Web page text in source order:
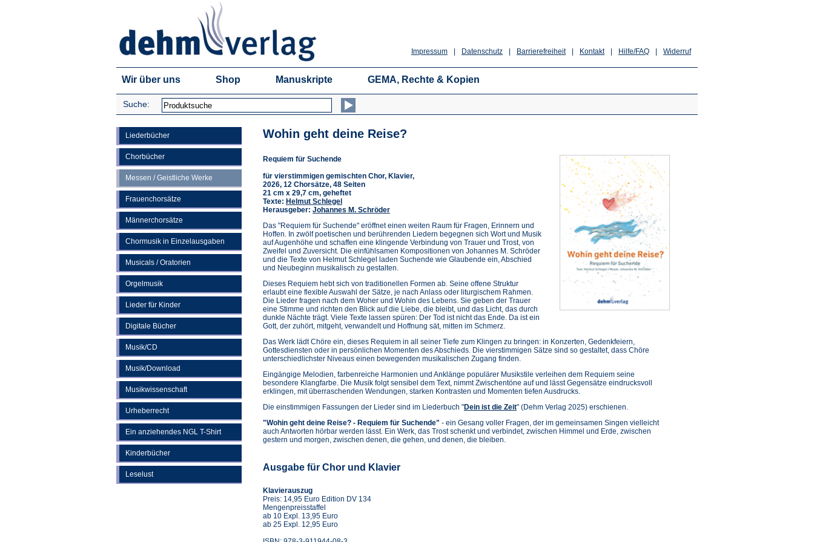
Widerruf
Hilfe/FAQ
Kontakt
Barrierefreiheit
Datenschutz
Impressum
Wir über uns Shop Manuskripte GEMA, Rechte & Kopien
Suche:
Liederbücher
Chorbücher
Messen / Geistliche Werke
Frauenchorsätze
Männerchorsätze
Chormusik in Einzelausgaben
Musicals / Oratorien
Orgelmusik
Lieder für Kinder
Digitale Bücher
Musik/CD
Musik/Download
Musikwissenschaft
Urheberrecht
Ein anziehendes NGL T-Shirt
Kinderbücher
Leselust
Wohin geht deine Reise?
Requiem für Suchende
für vierstimmigen gemischten Chor, Klavier,
2026, 12 Chorsätze, 48 Seiten
21 cm x 29,7 cm, geheftet
Texte: Helmut Schlegel
Herausgeber: Johannes M. Schröder
Das "Requiem für Suchende" eröffnet einen weiten Raum für Fragen, Erinnern und
Hoffen. In zwölf poetischen und berührenden Liedern begegnen sich Wort und Musik
auf Augenhöhe und schaffen eine klingende Verbindung von Trauer und Trost, von
Zweifel und Zuversicht. Die einfühlsamen Kompositionen von Johannes M. Schröder
und die Texte von Helmut Schlegel laden Suchende wie Glaubende ein, Abschied
und Neubeginn musikalisch zu gestalten.
Dieses Requiem hebt sich von traditionellen Formen ab. Seine offene Struktur
erlaubt eine flexible Auswahl der Sätze, je nach Anlass oder liturgischem Rahmen.
Die Lieder fragen nach dem Woher und Wohin des Lebens. Sie geben der Trauer
eine Stimme und richten den Blick auf die Liebe, die bleibt, und das Licht, das durch
dunkle Nächte trägt. Viele Texte lassen spüren: Der Tod ist nicht das Ende. Da ist ein
Gott, der zuhört, mitgeht, verwandelt und Hoffnung sät, mitten im Schmerz.
Das Werk lädt Chöre ein, dieses Requiem in all seiner Tiefe zum Klingen zu bringen: in Konzerten, Gedenkfeiern,
Gottesdiensten oder in persönlichen Momenten des Abschieds. Die vierstimmigen Sätze sind so gestaltet, dass Chöre
unterschiedlichster Niveaus einen bewegenden musikalischen Zugang finden.
Eingängige Melodien, farbenreiche Harmonien und Anklänge populärer Musikstile verleihen dem Requiem seine
besondere Klangfarbe. Die Musik folgt sensibel dem Text, nimmt Zwischentöne auf und lässt Gegensätze eindrucksvoll
erklingen, mit überraschenden Wendungen, starken Kontrasten und Momenten tiefen Ausdrucks.
Die einstimmigen Fassungen der Lieder sind im Liederbuch "Dein ist die Zeit" (Dehm Verlag 2025) erschienen.
"Wohin geht deine Reise? - Requiem für Suchende" - ein Gesang voller Fragen, der im gemeinsamen Singen vielleicht
auch Antworten hörbar werden lässt. Ein Werk, das Trost schenkt und verbindet, zwischen Himmel und Erde, zwischen
gestern und morgen, zwischen denen, die gehen, und denen, die bleiben.
Ausgabe für Chor und Klavier
Klavierauszug
Preis: 14,95 Euro Edition DV 134
Mengenpreisstaffel
ab 10 Expl. 13,95 Euro
ab 25 Expl. 12,95 Euro